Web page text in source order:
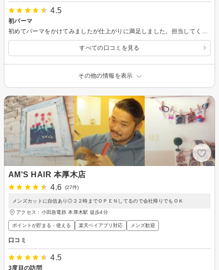
4.5
初パーマ
すべての口コミを見る
その他の情報を表示
AM'S HAIR 本厚木店
4.6
(27件)
メンズカットに自信あり◎２２時までＯＰＥＮしてるので会社帰りでもＯＫ
アクセス：小田急電鉄 本厚木駅 徒歩4分
ポイントが貯まる・使える 楽天ペイアプリ対応 メンズ歓迎
口コミ
4.5
3度目の訪問